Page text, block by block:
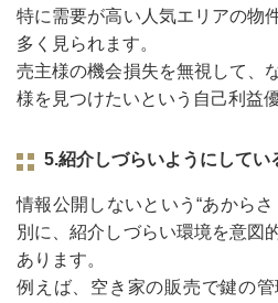
特に需要が高い人気エリアの物
多く見られます。
売主様の機会損失を無視して、
様を見つけたいという自己利益
5.紹介しづらいようにしてい
情報公開しないという“あから
別に、紹介しづらい環境を意図
あります。
例えば、空き家の販売で鍵の